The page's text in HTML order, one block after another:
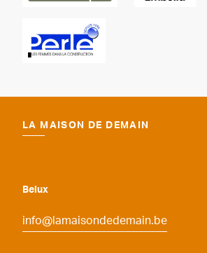
LA MAISON DE DEMAIN
Belux
info@lamaisondedemain.be